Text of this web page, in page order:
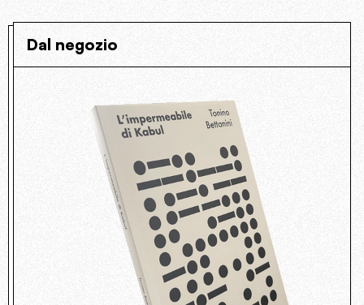
Dal negozio